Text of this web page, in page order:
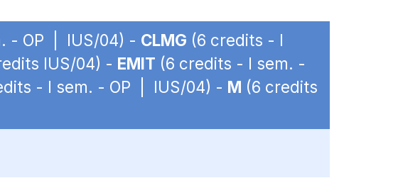
- OP | IUS/04) - CLMG (6 credits - I
IUS/04) - EMIT (6 credits - I sem. -
- I sem. - OP | IUS/04) - M (6 credits